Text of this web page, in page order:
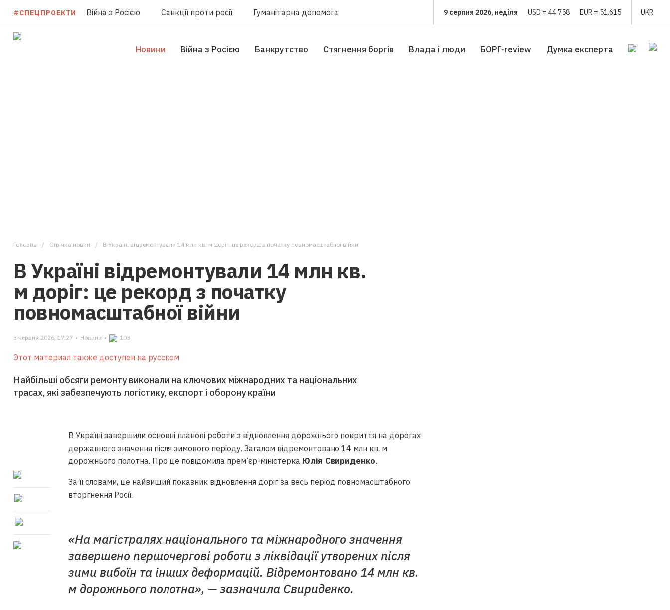
#СПЕЦПРОЕКТИ Війна з Росією Санкції проти росії Гуманітарна допомога 9 серпня 2026, неділя USD = 44.758 EUR = 51.615 UKR
Новини Війна з Росією Банкрутство Стягнення боргiв Влада i люди БОРГ-review Думка експерта
Головна Стрічка новин В Україні відремонтували 14 млн кв. м доріг: це рекорд з початку повномасштабної війни
В Україні відремонтували 14 млн кв.
м доріг: це рекорд з початку
повномасштабної війни
3 червня 2026, 17:27 • Новини • 103
Этот материал также доступен на русском
Найбільші обсяги ремонту виконали на ключових міжнародних та національних
трасах, які забезпечують логістику, експорт і оборону країни
В Україні завершили основні планові роботи з відновлення дорожнього покриття на дорогах
державного значення після зимового періоду. Загалом відремонтовано 14 млн кв. м
дорожнього полотна. Про це повідомила прем’єр-міністерка Юлія Свириденко.
За її словами, це найвищий показник відновлення доріг за весь період повномасштабного
вторгнення Росії.
«На магістралях національного та міжнародного значення
завершено першочергові роботи з ліквідації утворених після
зими вибоїн та інших деформацій. Відремонтовано 14 млн кв.
м дорожнього полотна», — зазначила Свириденко.